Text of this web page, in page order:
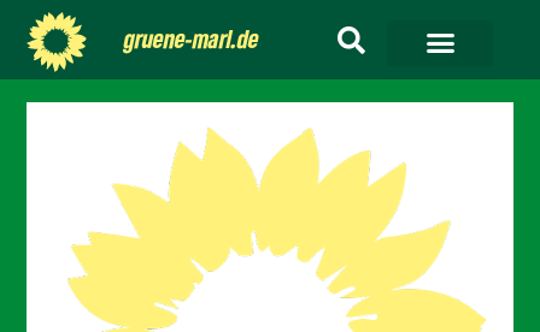
gruene-marl.de